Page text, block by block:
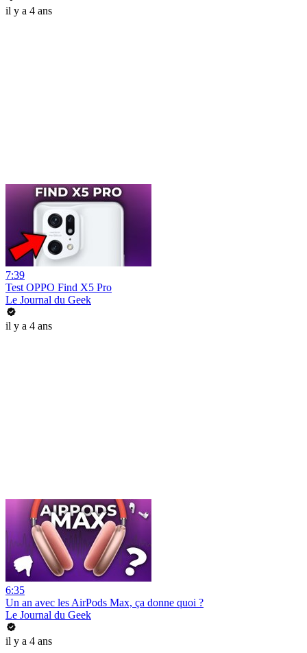
il y a 4 ans
7:39
Test OPPO Find X5 Pro
Le Journal du Geek
il y a 4 ans
6:35
Un an avec les AirPods Max, ça donne quoi ?
Le Journal du Geek
il y a 4 ans